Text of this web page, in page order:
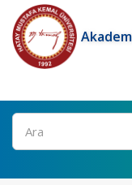
Ara